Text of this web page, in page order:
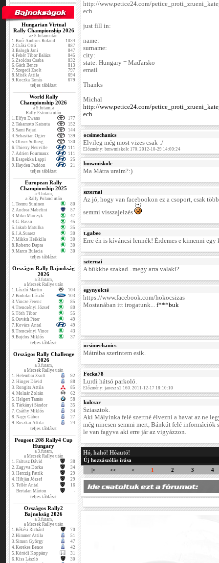
Hungarian Virtual
Rally Championship 2026
az 5.futam után
1.Biró-Ambrus Roland
1034
2.Csáki Ottó
887
3.Balogh Jani
847
4.Fehér Tibor Balázs
845
5.Zsoldos Csaba
832
6.Gách Bence
813
7.Szegedi Zsolt
797
8.Misik Attila
694
9.Koczka Tamás 679
teljes táblázat
World Rally
Championship 2026
a 9.futam, a
Rally Estonia után
1.Elfyn Ewans
177
2.Takamoto Katsuta
152
3.Sami Pajari
144
4.Sebastian Ogier
139
5.Oliver Solberg
130
6.Thierry Neuville
111
7.Adrien Fourmaux
111
8.Esapekka Lappi
25
9.Hayden Paddon 21
teljes táblázat
European Rally
Championship 2025
a 4.futam,
a Rally Poland után
1.Teemu Suninen
80
2.Andrea Mabelini
57
3.Miko Marczyk
47
4.G. Basso
45
5.Jakub Matulka
35
6.J.A.Suarez
30
7.Mikko Heikkila
30
8.Roberto Dapra
30
9.Marco Bulacia 30
teljes táblázat
Országos Rally Bajnokság
2026
a 3.futam,
a Mecsek Rallye után
1.László Martin
104
2.Bodolai László
103
3.Vincze Ferenc
85
4.Trencsényi József
80
5.Tóth Tibor
55
6.Osváth Péter
49
7.Kovács Antal
49
8.Trencsényi Vince
43
9.Bujdos Miklós 37
teljes táblázat
Országos Rally Challenge
2026
a 3.futam,
a Mecsek Rallye után
1. Helembai Zsolt
92
2. Hinger Dávid
88
3. Rongits Attila
85
4. Molnár Zoltán
62
5. Helgert Tamás
58
6. Tárkányi Sándor
35
7. Csáthy Miklós
34
8. Nagy Gábor
27
9. Ruszkai Attila 24
teljes táblázat
Peugeot 208 Rally4 Cup
Hungary
a 3.futam,
a Mecsek Rallye után
1. Faltusz Dávid
38
2. Zagyva Dorka
34
3. Herczig Patrik
29
4. Hibján József
29
5. Tellér Antal
16
Bertalan Márton
-
teljes táblázat
Országos Rally2
Bajnokság 2026
a 3.futam,
a Mecsek Rallye után
1.Békési Richárd
70
2.Himmer Attila
51
3.Simon György
47
4.Kerekes Bence
42
5.Kóródi Koppány
31
6.Kiss László
30
http://www.petice24.com/
ech
just fill in:
name:
surname:
city:
state: Hungary = Maďarsko
email
Thanks
Michal
http://www.petice24.com/
ech
ocsimechanics
Elvileg még most vizes csak :/
Előzmény: bmwmiskolc 170. 2012-10-29 14:00:24
bmwmiskolc
Ma Mátra uraim?:)
szternai
Az jó, hogy van facebookon ez a csoport, csak
semmi visszajelzés
t.gabee
Erre én is kíváncsi lennék! Érdemes e kimenni egy
szternai
A bükkbe szakad...megy arra valaki?
egynyolcté
https://www.facebook.com/hokocsizas
Mostanában itt irogatunk... f***buk
ocsimechanics
Mátrába szerintem esik.
Fecka78
Lurdi hátsó parkoló.
Előzmény: janesz s2 160. 2011-12-17 18:10:10
kulcsar
Sziasztok.
Aki Mályinka felé szertné élvezni a havat az ne
még nincsen semmi mert, Bánkút felé információk
le van fagyva aki erre jár az vigyázzon.
Hó, hahó! Hóautó!
Új hozzászólás írása
|<
<< < 1 2 3 4